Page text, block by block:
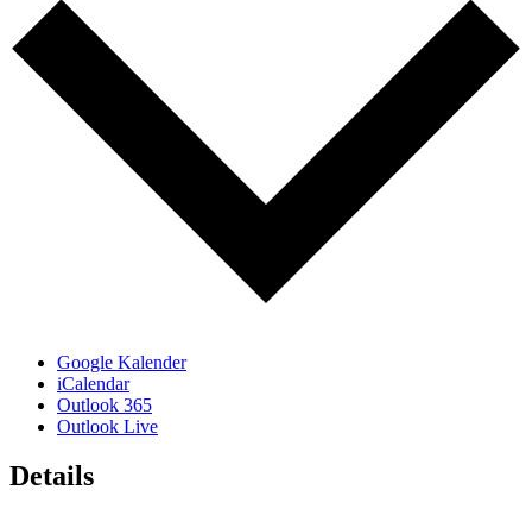
Google Kalender
iCalendar
Outlook 365
Outlook Live
Details